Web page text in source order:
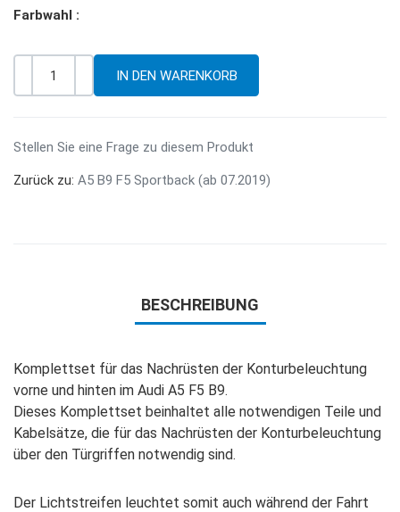
Farbwahl :
Stellen Sie eine Frage zu diesem Produkt
Zurück zu: A5 B9 F5 Sportback (ab 07.2019)
BESCHREIBUNG
Komplettset für das Nachrüsten der Konturbeleuchtung
vorne und hinten im Audi A5 F5 B9.
Dieses Komplettset beinhaltet alle notwendigen Teile und
Kabelsätze, die für das Nachrüsten der Konturbeleuchtung
über den Türgriffen notwendig sind.
Der Lichtstreifen leuchtet somit auch während der Fahrt